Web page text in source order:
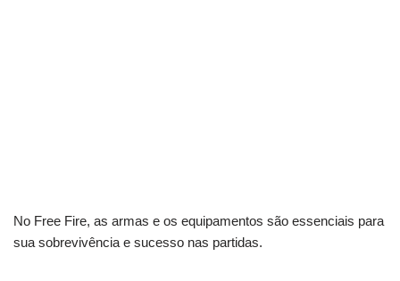
No Free Fire, as armas e os equipamentos são essenciais para
sua sobrevivência e sucesso nas partidas.